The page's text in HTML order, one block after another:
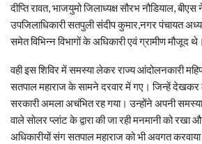
दीप्ति रावत, भाजयुमो जिलाध्यक्ष सौरभ नौडियाल,
उपजिलाधिकारी सतपुली संदीप कुमार,नगर पंचायत
समेत विभिन्न विभागों के अधिकारी एवं ग्रामीण मौजूद थे।
वही इस शिविर में समस्या लेकर राज्य आंदोलनकारी
सतपाल महाराज के सामने दरवार में गए। जिन्हें देखकर
सरकारी अमला अचंभित रह गया। उन्होंने अपनी
वाले सोलर प्लांट के द्वारा की जा रही मनमानी को
अधिकारीयों संग सतपाल महाराज को भी अवगत